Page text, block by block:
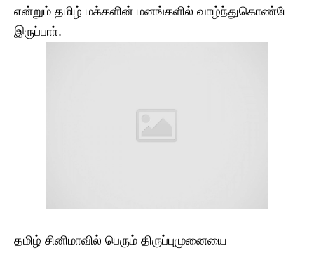
என்றும் தமிழ் மக்களின் மனங்களில் வாழ்ந்துகொண்டே
இருப்பாா்.
தமிழ் சினிமாவில் பெரும் திருப்புமுனையை